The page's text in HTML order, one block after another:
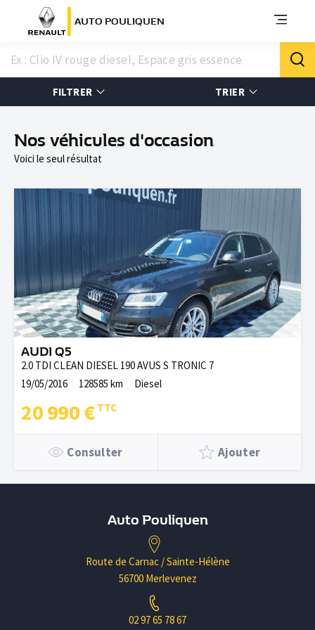
AUTO POULIQUEN
FILTRER TRIER
Nos véhicules d'occasion
Voici le seul résultat
AUDI Q5
2.0 TDI CLEAN DIESEL 190 AVUS S TRONIC 7
19/05/2016
128585 km Diesel
20 990 €
Consulter Ajouter
Auto Pouliquen
Route de Carnac / Sainte-Hélène
56700 Merlevenez
02 97 65 78 67